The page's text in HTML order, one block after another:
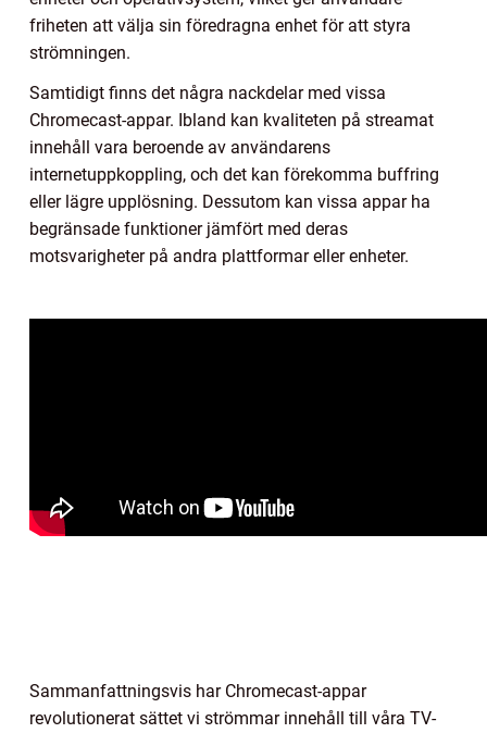
friheten att välja sin föredragna enhet för att styra
strömningen.
Samtidigt finns det några nackdelar med vissa
Chromecast-appar. Ibland kan kvaliteten på streamat
innehåll vara beroende av användarens
internetuppkoppling, och det kan förekomma buffring
eller lägre upplösning. Dessutom kan vissa appar ha
begränsade funktioner jämfört med deras
motsvarigheter på andra plattformar eller enheter.
Sammanfattningsvis har Chromecast-appar
revolutionerat sättet vi strömmar innehåll till våra TV-